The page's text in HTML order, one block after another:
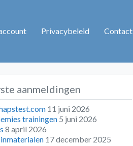
Privacybeleid Contact
aanmeldingen
11 juni 2026
trainingen 5 juni 2026
8 april 2026
17 december 2025